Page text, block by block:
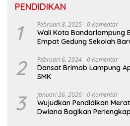
PENDIDIKAN
1 Februari 8, 2025 0 Komentar
Wali Kota Bandarlampung
Empat Gedung Sekolah
2 Februari 6, 2024 0 Komentar
Dansat Brimob Lampung
SMK
3 Januari 26, 2026 0 Komentar
Wujudkan Pendidikan
Dwiana Bagikan